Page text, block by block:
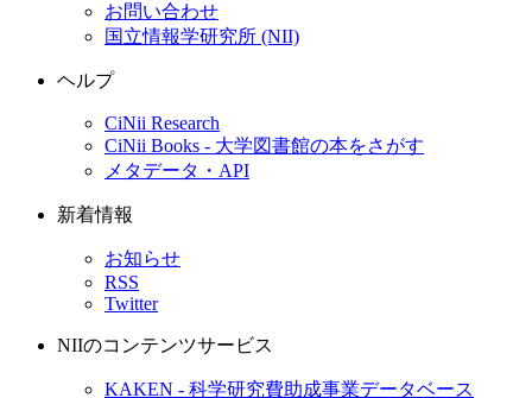
お問い合わせ
国立情報学研究所 (NII)
ヘルプ
CiNii Research
CiNii Books - 大学図書館の本をさがす
メタデータ・API
新着情報
お知らせ
RSS
Twitter
NIIのコンテンツサービス
KAKEN - 科学研究費助成事業データベース